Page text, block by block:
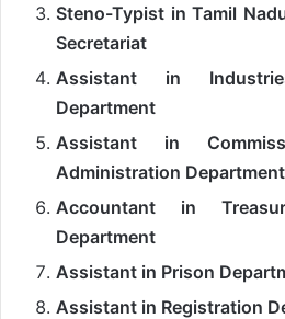
Steno-Typist in Tamil
Secretariat
Assistant in
Department
Assistant in
Administration Department
Accountant in
Department
Assistant in Prison
Assistant in Registration